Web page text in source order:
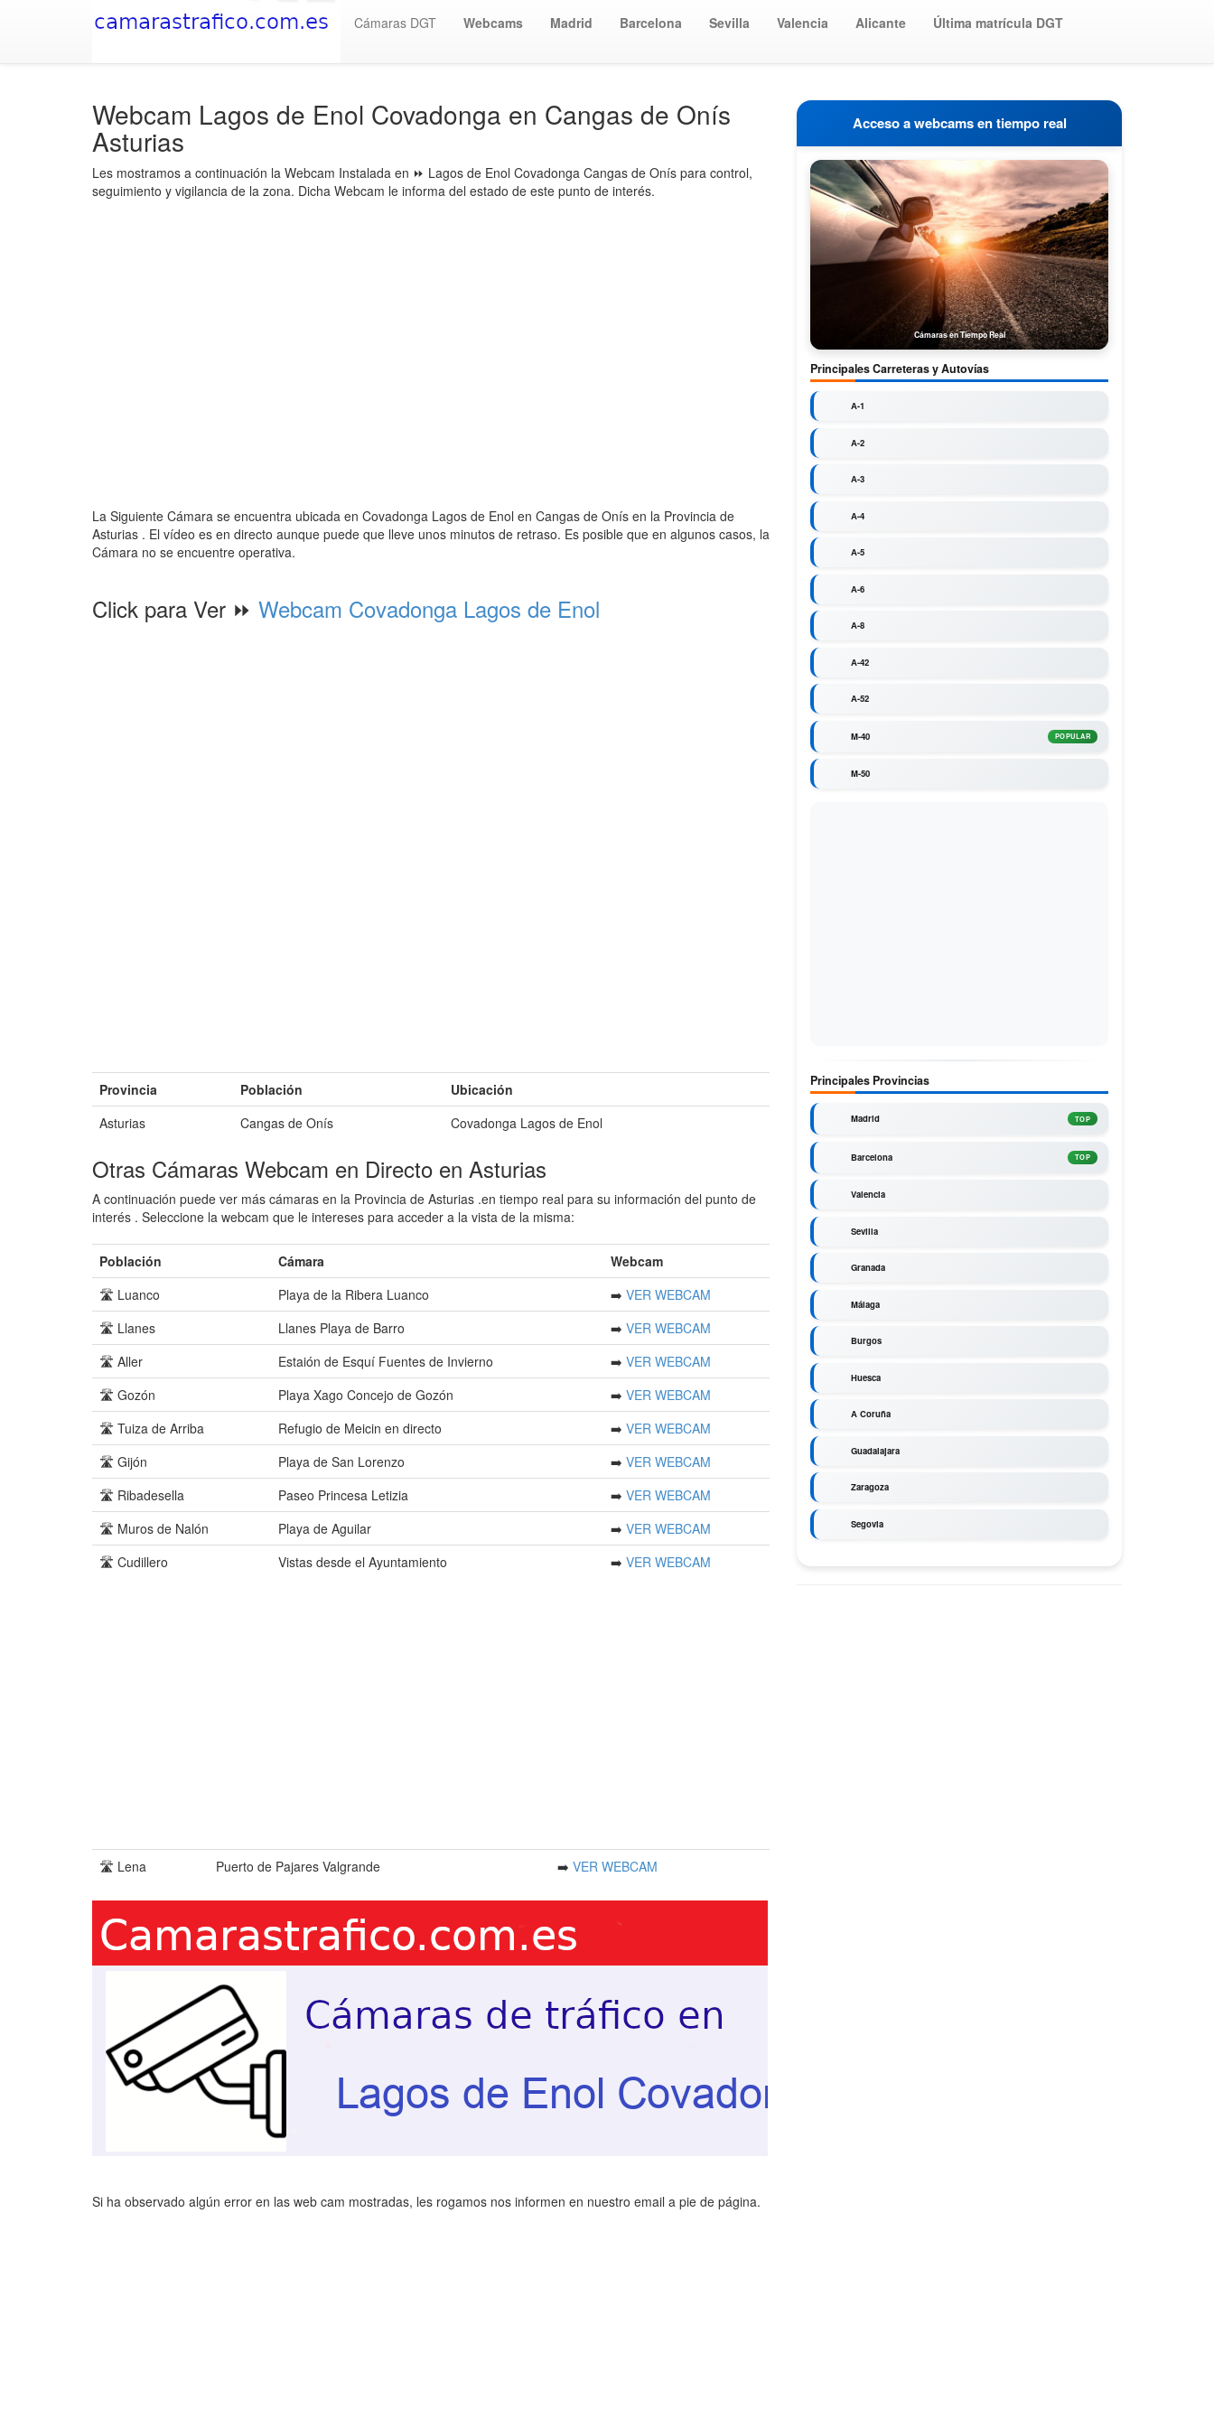
Cámaras DGT Webcams Madrid Barcelona Sevilla Valencia Alicante Última matrícula DGT
Webcam Lagos de Enol Covadonga en Cangas de Onís
Asturias
Les mostramos a continuación la Webcam Instalada en ⏩ Lagos de Enol Covadonga Cangas de Onís para control,
seguimiento y vigilancia de la zona. Dicha Webcam le informa del estado de este punto de interés.
La Siguiente Cámara se encuentra ubicada en Covadonga Lagos de Enol en Cangas de Onís en la Provincia de
Asturias . El vídeo es en directo aunque puede que lleve unos minutos de retraso. Es posible que en algunos casos, la
Cámara no se encuentre operativa.
Click para Ver ⏩ Webcam Covadonga Lagos de Enol
Provincia Población
Ubicación
Asturias
Cangas de Onís Covadonga Lagos de Enol
Otras Cámaras Webcam en Directo en Asturias
A continuación puede ver más cámaras en la Provincia de Asturias .en tiempo real para su información del punto de
interés . Seleccione la webcam que le intereses para acceder a la vista de la misma:
Población Cámara
Webcam
🛣️ Luanco
Playa de la Ribera Luanco ➡️ VER WEBCAM
🛣️ Llanes
Llanes Playa de Barro ➡️ VER WEBCAM
🛣️ Aller
Estaión de Esquí Fuentes de Invierno ➡️ VER WEBCAM
🛣️ Gozón
Playa Xago Concejo de Gozón ➡️ VER WEBCAM
🛣️ Tuiza de Arriba
Refugio de Meicin en directo ➡️ VER WEBCAM
🛣️ Gijón
Playa de San Lorenzo ➡️ VER WEBCAM
🛣️ Ribadesella
Paseo Princesa Letizia ➡️ VER WEBCAM
🛣️ Muros de Nalón
Playa de Aguilar ➡️ VER WEBCAM
🛣️ Cudillero
Vistas desde el Ayuntamiento ➡️ VER WEBCAM
🛣️ Lena Puerto de Pajares Valgrande ➡️ VER WEBCAM
Si ha observado algún error en las web cam mostradas, les rogamos nos informen en nuestro email a pie de página.
Acceso a webcams en tiempo real
Cámaras en Tiempo Real
Principales Carreteras y Autovías
A-1
A-2
A-3
A-4
A-5
A-6
A-8
A-42
A-52
M-40 POPULAR
M-50
Principales Provincias
Madrid TOP
Barcelona TOP
Valencia
Sevilla
Granada
Málaga
Burgos
Huesca
A Coruña
Guadalajara
Zaragoza
Segovia